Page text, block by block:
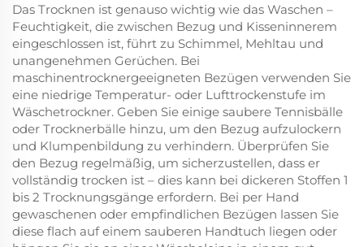
Das Trocknen ist genauso wichtig wie das Waschen –
Feuchtigkeit, die zwischen Bezug und Kisseninnerem
eingeschlossen ist, führt zu Schimmel, Mehltau und
unangenehmen Gerüchen. Bei
maschinentrocknergeeigneten Bezügen verwenden Sie
eine niedrige Temperatur- oder Lufttrockenstufe im
Wäschetrockner. Geben Sie einige saubere Tennisbälle
oder Trocknerbälle hinzu, um den Bezug aufzulockern
und Klumpenbildung zu verhindern. Überprüfen Sie
den Bezug regelmäßig, um sicherzustellen, dass er
vollständig trocken ist – dies kann bei dickeren Stoffen 1
bis 2 Trocknungsgänge erfordern. Bei per Hand
gewaschenen oder empfindlichen Bezügen lassen Sie
diese flach auf einem sauberen Handtuch liegen oder